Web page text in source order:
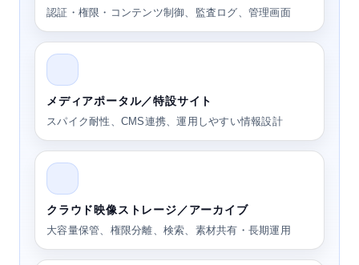
認証・権限・コンテンツ制御、監査ログ、管理画面
メディアポータル／特設サイト
スパイク耐性、CMS連携、運用しやすい情報設計
クラウド映像ストレージ／アーカイブ
大容量保管、権限分離、検索、素材共有・長期運用